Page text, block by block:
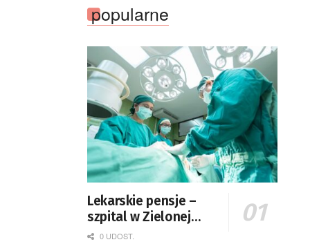
popularne
Lekarskie pensje –
szpital w Zielonej
Górze podaje dane
0 UDOST.